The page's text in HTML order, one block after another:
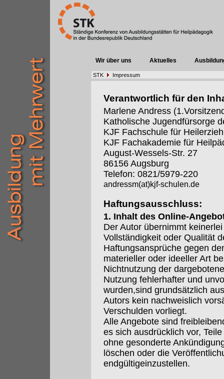
Wir über uns Aktuelles
STK Impressum
Verantwortlich für den
Marlene Andress
Katholische Jugendfürsorge
KJF Fachschule für
KJF Fachakademie für
August-Wessels-Str. 27
86156 Augsburg
Telefon: 0821/5979-220
andressm(at)kjf-schulen.de
Haftungsausschluss:
1. Inhalt des Online-
Der Autor übernimmt
Vollständigkeit oder Qualität
Haftungsansprüche gegen
materieller oder ideeller Art
Nichtnutzung der
Nutzung fehlerhafter und
wurden,sind grundsätzlich
Autors kein nachweislich
Verschulden vorliegt.
Alle Angebote sind
es sich ausdrücklich vor,
ohne gesonderte
löschen oder die
endgültigeinzustellen.